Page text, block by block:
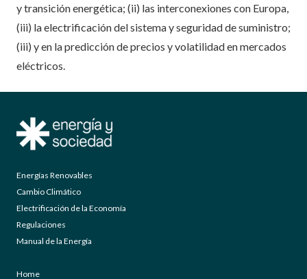
y transición energética; (ii) las interconexiones con Europa,
(iii) la electrificación del sistema y seguridad de suministro;
(iii) y en la predicción de precios y volatilidad en mercados
eléctricos.
Energías Renovables
Cambio Climático
Electrificación de la Economía
Regulaciones
Manual de la Energía
Home